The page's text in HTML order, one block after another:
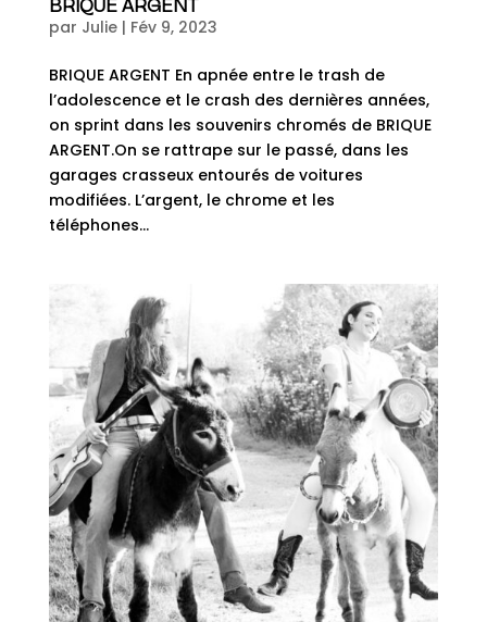
BRIQUE ARGENT
par Julie| Fév 9, 2023
BRIQUE ARGENT En apnée entre le trash de
l’adolescence et le crash des dernières années,
on sprint dans les souvenirs chromés de BRIQUE
ARGENT.On se rattrape sur le passé, dans les
garages crasseux entourés de voitures
modifiées. L’argent, le chrome et les
téléphones...